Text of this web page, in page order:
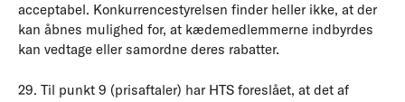
acceptabel. Konkurrencestyrelsen finder heller ikke, at der
kan åbnes mulighed for, at kædemedlemmerne indbyrdes
kan vedtage eller samordne deres rabatter.
29. Til punkt 9 (prisaftaler) har HTS foreslået, at det af